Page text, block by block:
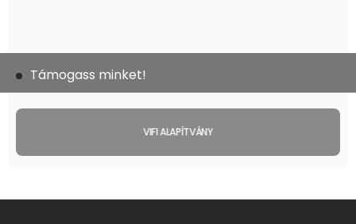
Támogass minket!
VIFI ALAPÍTVÁNY